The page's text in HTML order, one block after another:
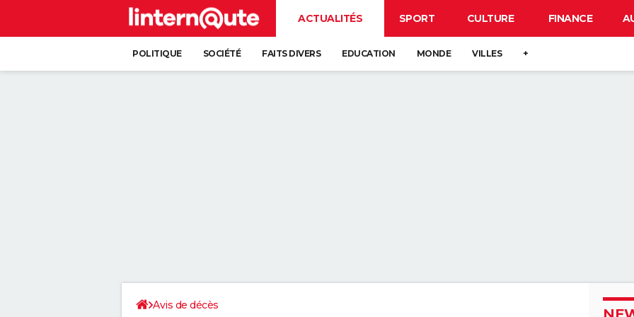
ACTUALITÉS SPORT CULTURE FINANCE
POLITIQUE SOCIÉTÉ FAITS DIVERS EDUCATION MONDE VILLES +
Avis de décès